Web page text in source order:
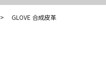
> GLOVE 合成皮革